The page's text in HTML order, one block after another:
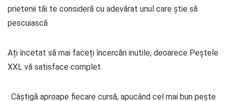
prietenii tăi te consideră cu adevărat unul care știe să
pescuiască
Ați încetat să mai faceți încercări inutile, deoarece Peștele
XXL vă satisface complet
· Câștigă aproape fiecare cursă, apucând cel mai bun pește